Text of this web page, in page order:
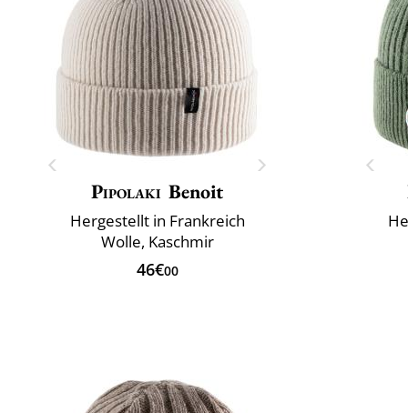
Pipolaki Benoit
Hergestellt in Frankreich
Wolle, Kaschmir
46€00